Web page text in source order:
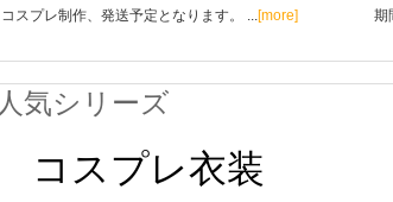
コスプレ制作、発送予定となります。 ...[more]
期
人気シリーズ
コスプレ衣装